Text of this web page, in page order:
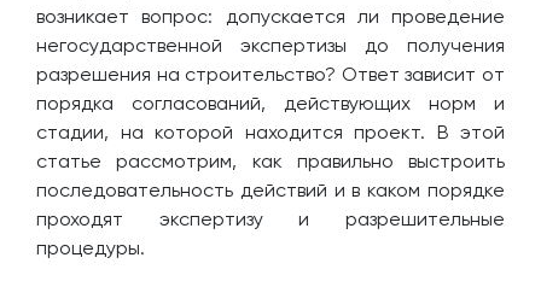
возникает вопрос: допускается ли проведение
негосударственной экспертизы до получения
разрешения на строительство? Ответ зависит от
порядка согласований, действующих норм и
стадии, на которой находится проект. В этой
статье рассмотрим, как правильно выстроить
последовательность действий и в каком порядке
проходят экспертизу и разрешительные
процедуры.